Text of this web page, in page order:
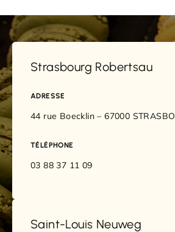
Strasbourg Robertsau
ADRESSE
44 rue Boecklin – 67000
TÉLÉPHONE
03 88 37 11 09
Saint-Louis Neuweg